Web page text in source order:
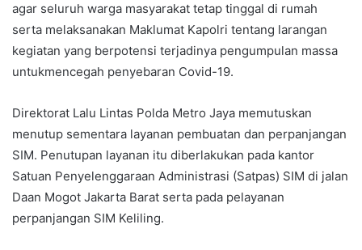
agar seluruh warga masyarakat tetap tinggal di rumah
serta melaksanakan Maklumat Kapolri tentang larangan
kegiatan yang berpotensi terjadinya pengumpulan massa
untukmencegah penyebaran Covid-19.
Direktorat Lalu Lintas Polda Metro Jaya memutuskan
menutup sementara layanan pembuatan dan perpanjangan
SIM. Penutupan layanan itu diberlakukan pada kantor
Satuan Penyelenggaraan Administrasi (Satpas) SIM di jalan
Daan Mogot Jakarta Barat serta pada pelayanan
perpanjangan SIM Keliling.